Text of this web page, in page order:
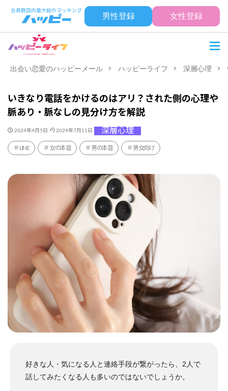
男性登録 女性登録
出会い恋愛のハッピーメール ハッピーライフ 深層心理
いきなり電話をかけるのはアリ？された側の心理や
脈あり・脈なしの見分け方を解説
2024年4月5日 2024年7月11日 深層心理
LINE 女の本音 男の本音 男女向け
好きな人・気になる人と連絡手段が繋がったら、2人で
話してみたくなる人も多いのではないでしょうか。